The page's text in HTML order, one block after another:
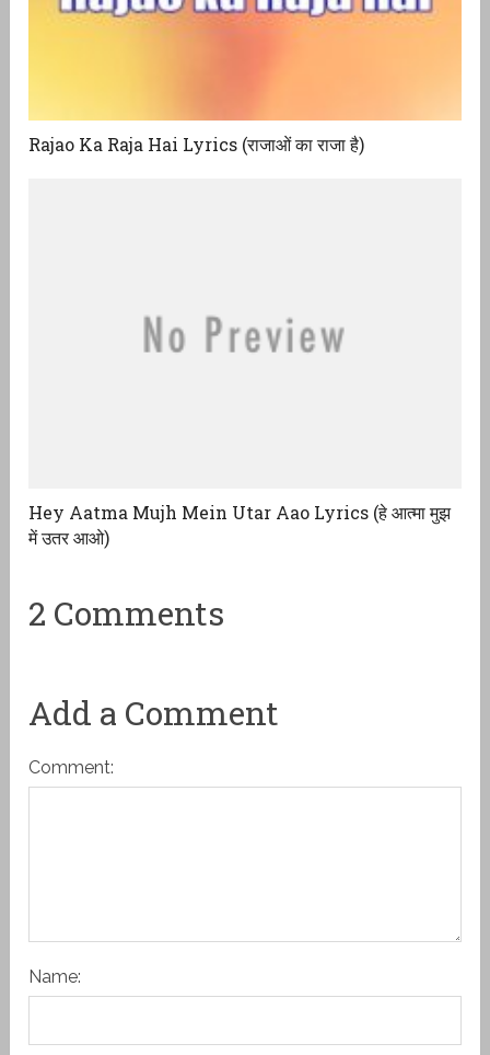
Rajao Ka Raja Hai Lyrics (राजाओं का राजा है)
Hey Aatma Mujh Mein Utar Aao Lyrics (हे आत्मा मुझ
में उतर आओ)
2 Comments
Add a Comment
Comment:
Name: